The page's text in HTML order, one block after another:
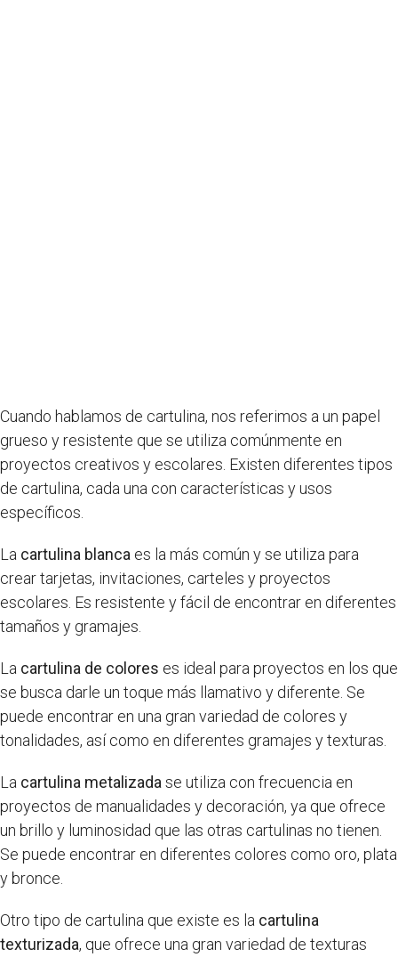
Cuando hablamos de cartulina, nos referimos a un papel
grueso y resistente que se utiliza comúnmente en
proyectos creativos y escolares. Existen diferentes tipos
de cartulina, cada una con características y usos
específicos.
La cartulina blanca es la más común y se utiliza para
crear tarjetas, invitaciones, carteles y proyectos
escolares. Es resistente y fácil de encontrar en diferentes
tamaños y gramajes.
La cartulina de colores es ideal para proyectos en los que
se busca darle un toque más llamativo y diferente. Se
puede encontrar en una gran variedad de colores y
tonalidades, así como en diferentes gramajes y texturas.
La cartulina metalizada se utiliza con frecuencia en
proyectos de manualidades y decoración, ya que ofrece
un brillo y luminosidad que las otras cartulinas no tienen.
Se puede encontrar en diferentes colores como oro, plata
y bronce.
Otro tipo de cartulina que existe es la cartulina
texturizada, que ofrece una gran variedad de texturas